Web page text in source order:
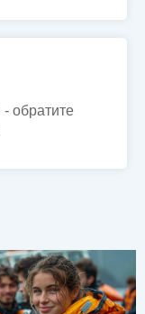
- обратите